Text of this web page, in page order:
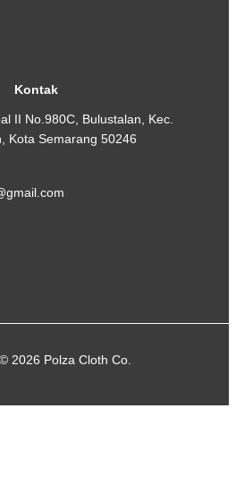
Kontak
II No.980C, Bulustalan, Kec.
Kota Semarang 50246
2026 Polza Cloth Co.